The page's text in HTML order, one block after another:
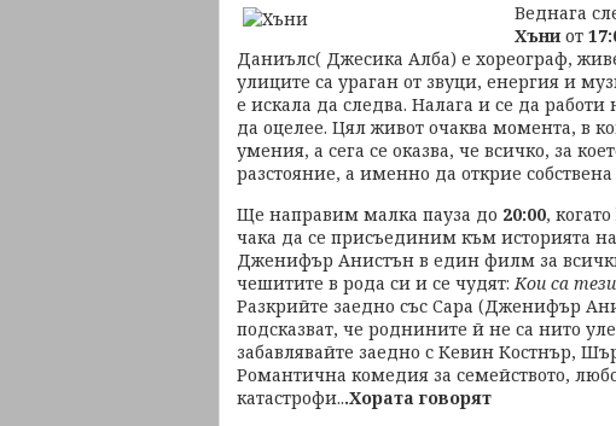
Веднага
Хъниот
Даниълс( Джесика Алба) е хореограф,
улиците са ураган от звуци, енергия и
е искала да следва. Налага и се да
да оцелее. Цял живот очаква момента, в
умения, а сега се оказва, че всичко, за
разстояние, а именно да открие
Ще направим малка пауза до 20:00, когато
чака да се присъединим към историята на
Дженифър Анистън в един филм за
чешитите в рода си и се чудят:Кои са
Разкрийте заедно със Сара (Дженифър
подсказват, че роднините й не са нито
забавлявайте заедно с Кевин Костнър,
Романтична комедия за семейството,
катастрофи...Хората говорят